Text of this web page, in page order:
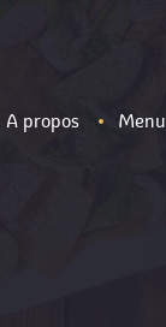
A propos Menu